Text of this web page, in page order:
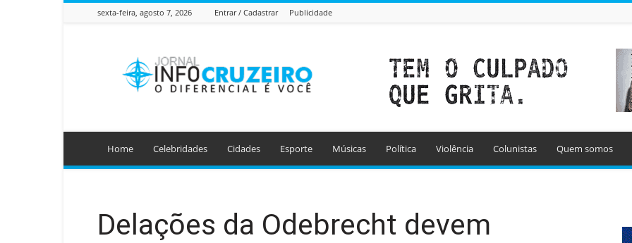
sexta-feira, agosto 7, 2026 Entrar / Cadastrar Publicidade
Info
Cruzeiro
Home Celebridades Cidades Esporte Músicas Política Violência Colunistas Quem somos
Delações da Odebrecht devem